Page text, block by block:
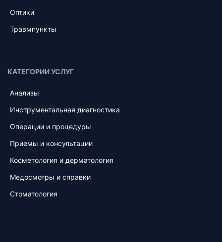
Оптики
Травмпункты
КАТЕГОРИИ УСЛУГ
Анализы
Инструментальная диагностика
Операции и процедуры
Приемы и консультации
Косметология и дерматология
Медосмотры и справки
Стоматология